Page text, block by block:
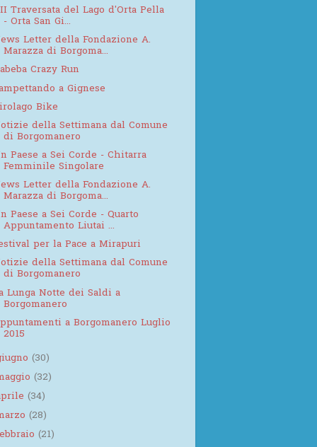
Traversata del Lago d'Orta Pella
- Orta San Gi...
Letter della Fondazione A.
Marazza di Borgoma...
Crazy Run
a Gignese
Bike
della Settimana dal Comune
di Borgomanero
Paese a Sei Corde - Chitarra
Femminile Singolare
Letter della Fondazione A.
Marazza di Borgoma...
Paese a Sei Corde - Quarto
Appuntamento Liutai ...
per la Pace a Mirapuri
della Settimana dal Comune
di Borgomanero
Lunga Notte dei Saldi a
Borgomanero
a Borgomanero Luglio
2015
(30)
(32)
(34)
(28)
(21)